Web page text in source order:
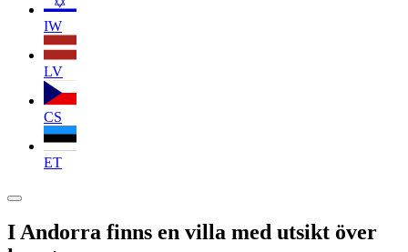
IW
LV
CS
ET
I Andorra finns en villa med utsikt över